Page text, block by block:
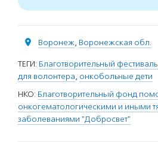
Воронеж, Воронежская обл.
ТЕГИ: Благотворительный
для волонтера, онкобольные дети
НКО: Благотворительный фонд
онкогематологическими и иными
заболеваниями "Добросвет"